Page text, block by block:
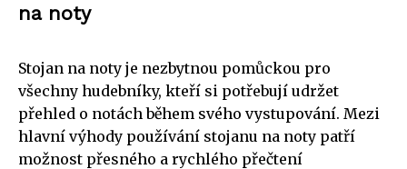
na noty
Stojan na noty je nezbytnou pomůckou pro
všechny hudebníky, kteří si potřebují udržet
přehled o notách během svého vystupování. Mezi
hlavní výhody používání stojanu na noty patří
možnost přesného a rychlého přečtení